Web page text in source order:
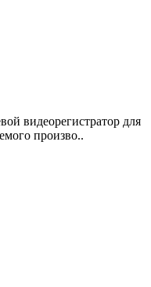
видеорегистратор для
произво..